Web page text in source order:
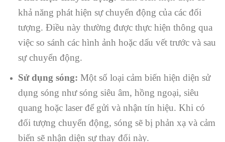
khả năng phát hiện sự chuyển động của các đối
tượng. Điều này thường được thực hiện thông qua
việc so sánh các hình ảnh hoặc dấu vết trước và sau
sự chuyển động.
Sử dụng sóng: Một số loại cảm biến hiện diện sử
dụng sóng như sóng siêu âm, hồng ngoại, siêu
quang hoặc laser để gửi và nhận tín hiệu. Khi có
đối tượng chuyển động, sóng sẽ bị phản xạ và cảm
biến sẽ nhận diện sự thay đổi này.